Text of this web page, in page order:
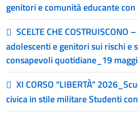
genitori e comunità educante
SCELTE CHE COSTRUISCONO
adolescenti e genitori sui rischi e
consapevoli quotidiane_19
XI CORSO “LIBERTÀ”
civica in stile militare Studenti